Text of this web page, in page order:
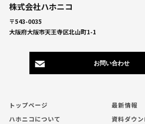
株式会社ハホニコ
〒543-0035
大阪府大阪市天王寺区北山町1-1
お問い合わせ
トップページ
ハホニコについて
最新情報
資料ダウ